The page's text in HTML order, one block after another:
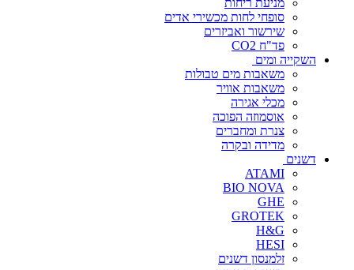
סופחי לחות מכשירי אדים
שירשור ואביזרים
פד"ח CO2
השקייה ומים
משאבות מים טבולות
משאבות אוויר
מכלי אגירה
אוסמוזה הפוכה
צנרת ומחברים
מדידה ובקרה
דשנים
ATAMI
BIO NOVA
GHE
GROTEK
H&G
HESI
זלמנסון דשנים